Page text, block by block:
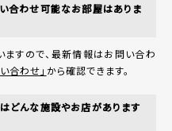
合わせ可能なお部屋はありま
すので、最新情報はお問い合わ
合わせ」 から確認できます。
どんな施設やお店があります